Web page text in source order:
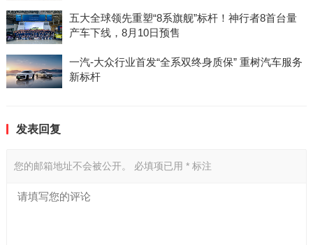
五大全球领先重塑“8系旗舰”标杆！神行者8首台量
产车下线，8月10日预售
一汽-大众行业首发“全系双终身质保” 重树汽车服务
新标杆
发表回复
您的邮箱地址不会被公开。 必填项已用 *标注